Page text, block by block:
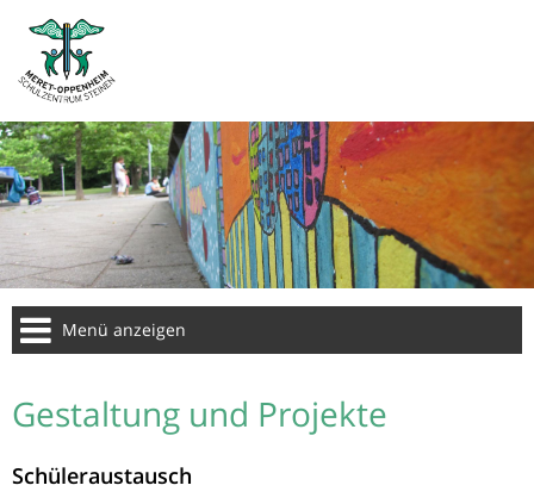
Menü anzeigen
Gestaltung und Projekte
Schüleraustausch